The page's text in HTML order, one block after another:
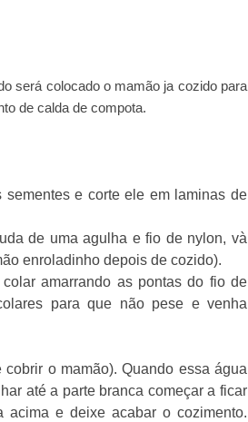
será colocado o mamão ja cozido para
de calda de compota.
e corte ele em laminas de
de uma agulha e fio de nylon, và
enroladinho depois de cozido).
amarrando as pontas do fio de
para que não pese e venha
o mamão). Quando essa água
até a parte branca começar a ficar
acima e deixe acabar o cozimento.